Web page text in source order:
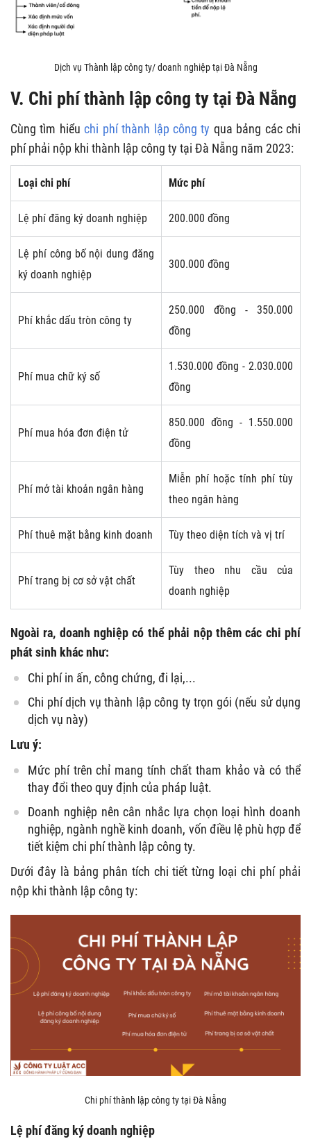
Dịch vụ Thành lập công ty/ doanh nghiệp tại Đà Nẵng
V. Chi phí thành lập công ty tại Đà Nẵng
Cùng tìm hiểuchi phí thành lập công ty qua bảng các chi
phí phải nộp khi thành lập công ty tại Đà Nẵng năm 2023:
Loại chi phí Mức phí
Lệ phí đăng ký doanh nghiệp 200.000 đồng
Lệ phí công bố nội dung đăng
ký doanh nghiệp
300.000 đồng
Phí khắc dấu tròn công ty
250.000 đồng - 350.000
đồng
Phí mua chữ ký số
1.530.000 đồng - 2.030.000
đồng
Phí mua hóa đơn điện tử
850.000 đồng - 1.550.000
đồng
Phí mở tài khoản ngân hàng
Miễn phí hoặc tính phí tùy
theo ngân hàng
Phí thuê mặt bằng kinh doanh Tùy theo diện tích và vị trí
Phí trang bị cơ sở vật chất
Tùy theo nhu cầu của
doanh nghiệp
Ngoài ra, doanh nghiệp có thể phải nộp thêm các chi phí
phát sinh khác như:
Chi phí in ấn, công chứng, đi lại,...
Chi phí dịch vụ thành lập công ty trọn gói (nếu sử dụng
dịch vụ này)
Lưu ý:
Mức phí trên chỉ mang tính chất tham khảo và có thể
thay đổi theo quy định của pháp luật.
Doanh nghiệp nên cân nhắc lựa chọn loại hình doanh
nghiệp, ngành nghề kinh doanh, vốn điều lệ phù hợp để
tiết kiệm chi phí thành lập công ty.
Dưới đây là bảng phân tích chi tiết từng loại chi phí phải
nộp khi thành lập công ty:
Chi phí thành lập công ty tại Đà Nẵng
Lệ phí đăng ký doanh nghiệp